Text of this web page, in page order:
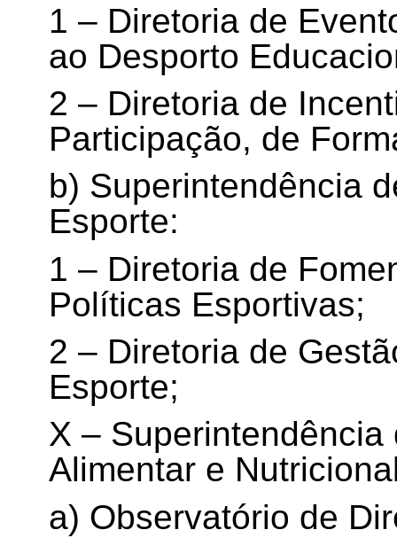
1 – Diretoria de
ao Desporto
2 – Diretoria de
Participação, de
b) Superintendência
Esporte:
1 – Diretoria de
Políticas Esportivas;
2 – Diretoria de
Esporte;
X –
Alimentar e
a) Observatório de